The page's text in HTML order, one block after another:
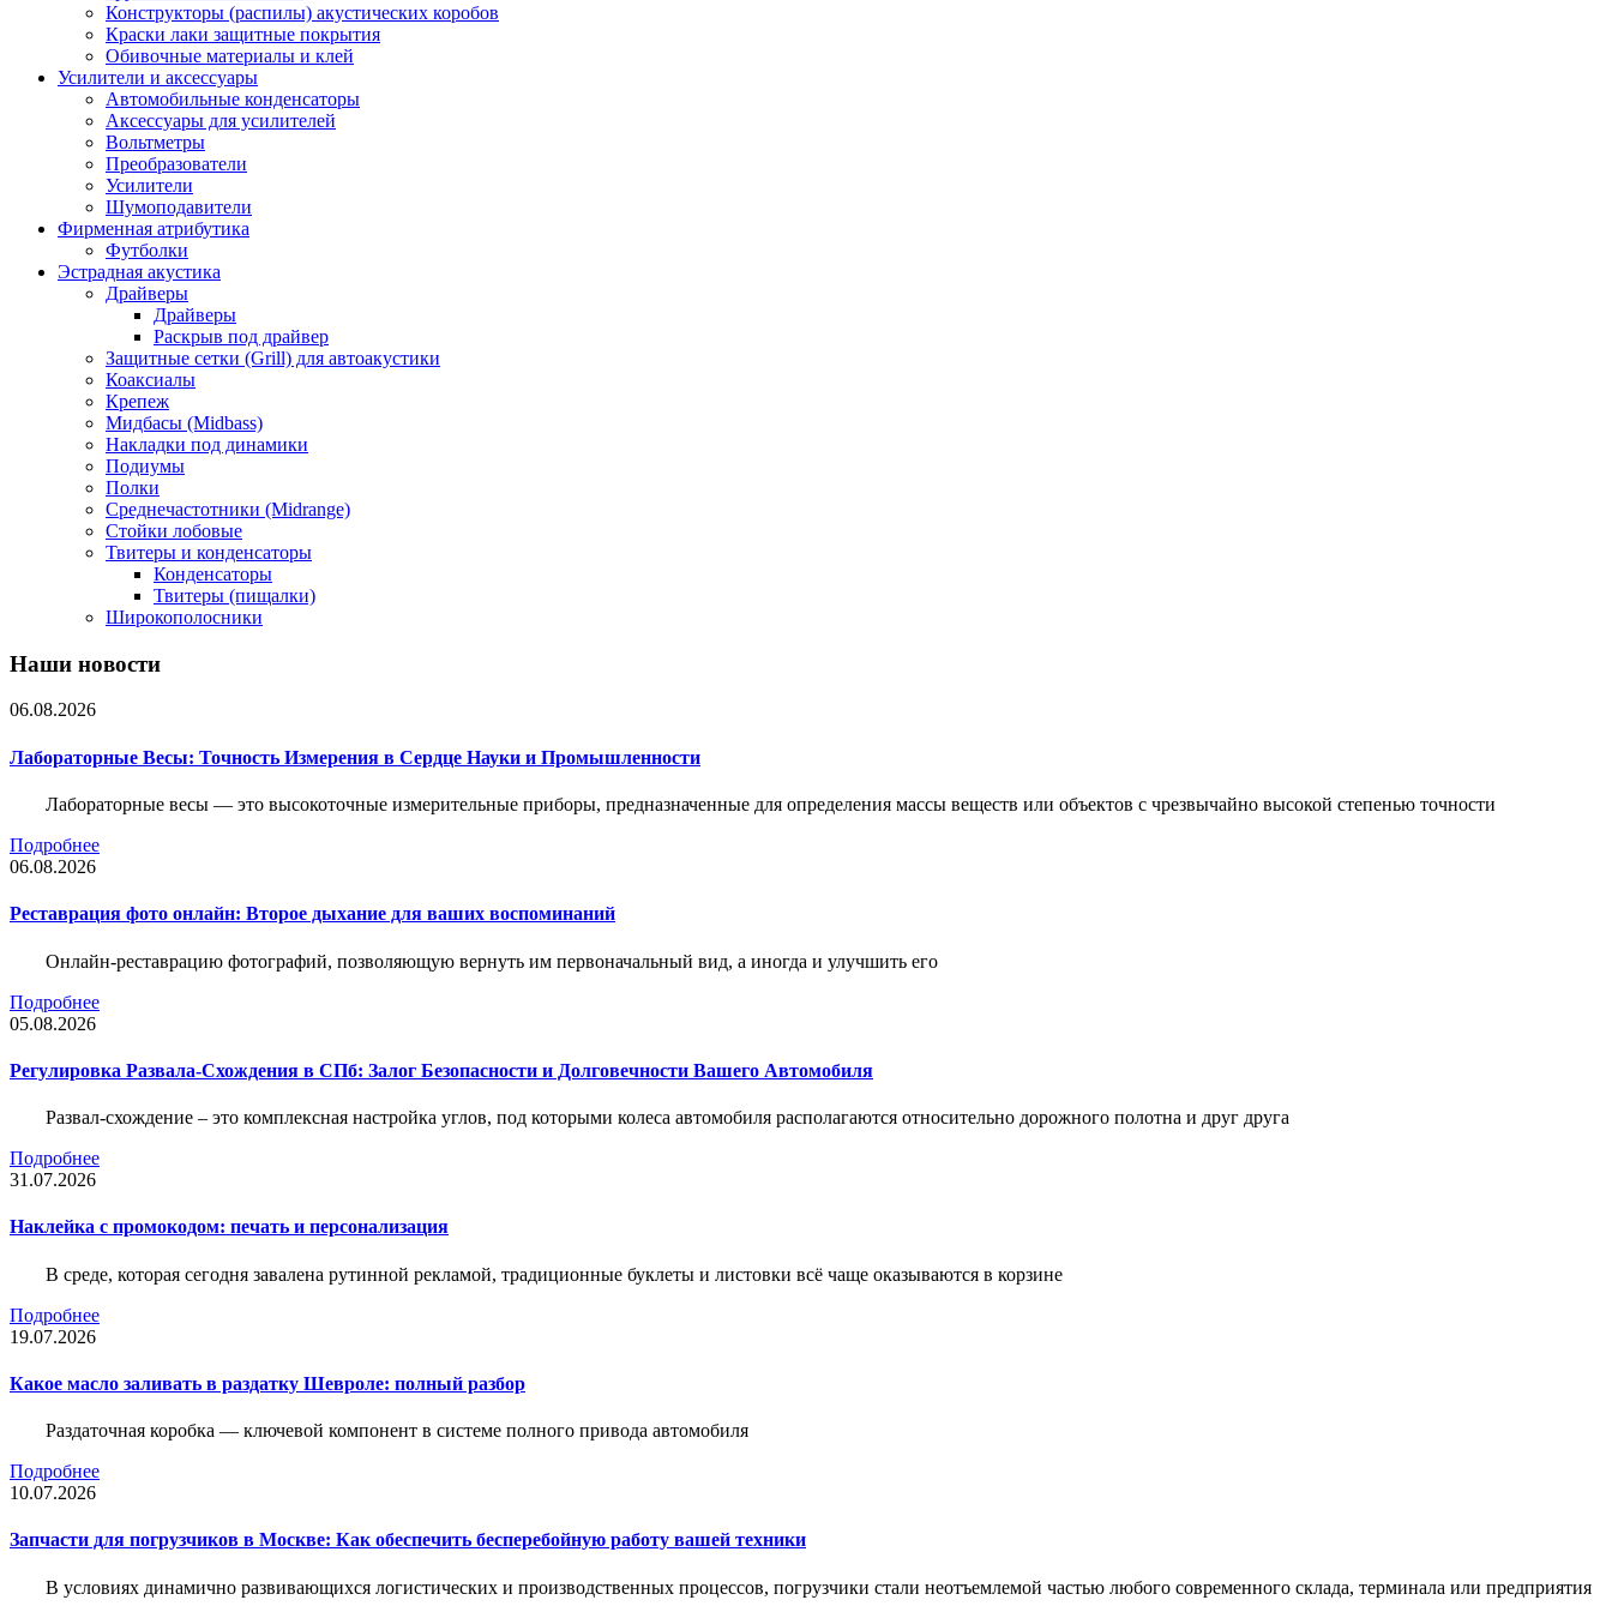
Конструкторы (распилы) акустических коробов
Краски лаки защитные покрытия
Обивочные материалы и клей
Усилители и аксессуары
Автомобильные конденсаторы
Аксессуары для усилителей
Вольтметры
Преобразователи
Усилители
Шумоподавители
Фирменная атрибутика
Футболки
Эстрадная акустика
Драйверы
Драйверы
Раскрыв под драйвер
Защитные сетки (Grill) для автоакустики
Коаксиалы
Крепеж
Мидбасы (Midbass)
Накладки под динамики
Подиумы
Полки
Среднечастотники (Midrange)
Стойки лобовые
Твитеры и конденсаторы
Конденсаторы
Твитеры (пищалки)
Широкополосники
Наши новости
06.08.2026
Лабораторные Весы: Точность Измерения в Сердце Науки и Промышленности
Лабораторные весы — это высокоточные измерительные приборы, предназначенные для определения массы веществ или объектов с чрезвычайно высокой степенью точности
Подробнее
06.08.2026
Реставрация фото онлайн: Второе дыхание для ваших воспоминаний
Онлайн-реставрацию фотографий, позволяющую вернуть им первоначальный вид, а иногда и улучшить его
Подробнее
05.08.2026
Регулировка Развала-Схождения в СПб: Залог Безопасности и Долговечности Вашего Автомобиля
Развал-схождение – это комплексная настройка углов, под которыми колеса автомобиля располагаются относительно дорожного полотна и друг друга
Подробнее
31.07.2026
Наклейка c промокодом: печать и персонализация
В среде, которая сегодня завалена рутинной рекламой, традиционные буклеты и листовки всё чаще оказываются в корзине
Подробнее
19.07.2026
Какое масло заливать в раздатку Шевроле: полный разбор
Раздаточная коробка — ключевой компонент в системе полного привода автомобиля
Подробнее
10.07.2026
Запчасти для погрузчиков в Москве: Как обеспечить бесперебойную работу вашей техники
В условиях динамично развивающихся логистических и производственных процессов, погрузчики стали неотъемлемой частью любого современного склада, терминала или предприятия